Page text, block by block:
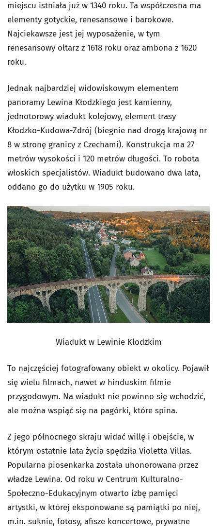
miejscu istniała już w 1340 roku. Ta współczesna ma
elementy gotyckie, renesansowe i barokowe.
Najciekawsze jest jej wyposażenie, w tym
renesansowy ołtarz z 1618 roku oraz ambona z 1620
roku.
Jednak najbardziej widowiskowym elementem
panoramy Lewina Kłodzkiego jest kamienny,
jednotorowy wiadukt kolejowy, element trasy
Kłodzko-Kudowa-Zdrój (biegnie nad drogą krajową nr
8 w stronę granicy z Czechami). Konstrukcja ma 27
metrów wysokości i 120 metrów długości. To robota
włoskich specjalistów. Wiadukt budowano dwa lata,
oddano go do użytku w 1905 roku.
Wiadukt w Lewinie Kłodzkim
To najczęściej fotografowany obiekt w okolicy. Pojawił
się wielu filmach, nawet w hinduskim filmie
przygodowym. Na wiadukt nie powinno się wchodzić,
ale można wspiąć się na pagórki, które spina.
Z jego północnego skraju widać willę i obejście, w
którym ostatnie lata życia spędziła Violetta Villas.
Popularna piosenkarka została uhonorowana przez
władze Lewina. Od roku w Centrum Kulturalno-
Społeczno-Edukacyjnym otwarto izbę pamięci
artystki, w której eksponowane są pamiątki po niej,
m.in. suknie, fotosy, afisze koncertowe, prywatne